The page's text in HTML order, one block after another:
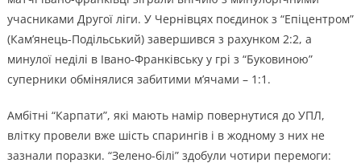
учасниками Другої ліги. У Чернівцях поєдинок з “Епіцентром”
(Кам’янець-Подільський) завершився з рахунком 2:2, а
минулої неділі в Івано-Франківську у грі з “Буковиною”
суперники обмінялися забитими м’ячами – 1:1.
Амбітні “Карпати”, які мають намір повернутися до УПЛ,
влітку провели вже шість спарингів і в жодному з них не
зазнали поразки. “Зелено-білі” здобули чотири перемоги: